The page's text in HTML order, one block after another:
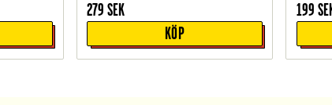
279 SEK
KÖP
199